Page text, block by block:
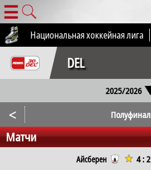
☰
Национальная хоккейная лига
DEL
2025/2026
< Полуфинал
Матчи
Айсберен 4 : 2